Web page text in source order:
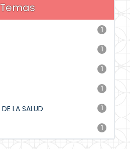
Temas
1
1
1
1
1
LA SALUD
1